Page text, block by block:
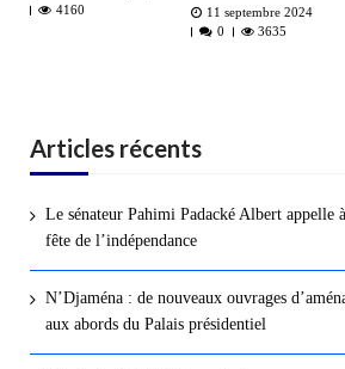
4160
11 septembre 2024
0
3635
Articles récents
Le sénateur Pahimi Padacké Albert appelle
fête de l’indépendance
N’Djaména : de nouveaux ouvrages
aux abords du Palais présidentiel